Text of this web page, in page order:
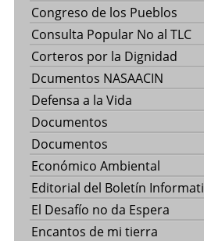
Congreso de los Pueblos
Consulta Popular No al TLC
Corteros por la Dignidad
Dcumentos NASAACIN
Defensa a la Vida
Documentos
Documentos
Económico Ambiental
Editorial del Boletín
El Desafío no da Espera
Encantos de mi tierra